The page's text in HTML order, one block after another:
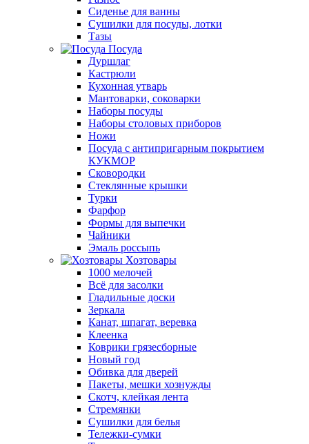
Сиденье для ванны
Сушилки для посуды, лотки
Тазы
Посуда
Дуршлаг
Кастрюли
Кухонная утварь
Мантоварки, соковарки
Наборы посуды
Наборы столовых приборов
Ножи
Посуда с антипригарным покрытием
КУКМОР
Сковородки
Стеклянные крышки
Турки
Фарфор
Формы для выпечки
Чайники
Эмаль россыпь
Хозтовары
1000 мелочей
Всё для засолки
Гладильные доски
Зеркала
Канат, шпагат, веревка
Клеенка
Коврики грязесборные
Новый год
Обивка для дверей
Пакеты, мешки хознужды
Скотч, клейкая лента
Стремянки
Сушилки для белья
Тележки-сумки